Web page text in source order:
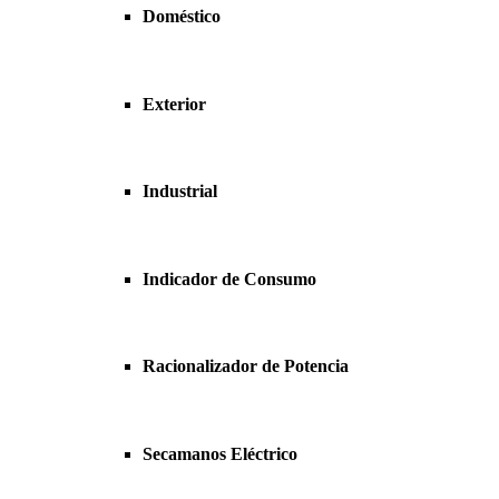
Doméstico
Exterior
Industrial
Indicador de Consumo
Racionalizador de Potencia
Secamanos Eléctrico